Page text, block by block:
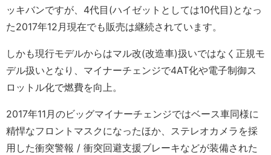
ッキバンですが、4代目(ハイゼットとしては10代目)となっ
た2017年12月現在でも販売は継続されています。
しかも現行モデルからはマル改(改造車)扱いではなく正規モ
デル扱いとなり、マイナーチェンジで4AT化や電子制御ス
ロットル化で燃費を向上。
2017年11月のビッグマイナーチェンジではベース車同様に
精悍なフロントマスクになったほか、ステレオカメラを採
用した衝突警報 / 衝突回避支援ブレーキなどが装備された